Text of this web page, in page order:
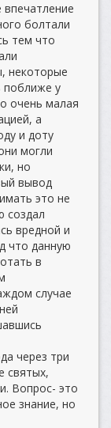
болтали
тем что
некоторые
поближе у
очень малая
а
и доту
могли
но
вывод
это не
создал
вредной и
что данную
в
случае
через три
святых,
Вопрос- это
знание, но